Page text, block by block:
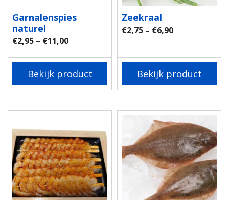
Garnalenspies
naturel
€2,95 – €11,00
Bekijk product
Zeekraal
€2,75 – €6,90
Bekijk product